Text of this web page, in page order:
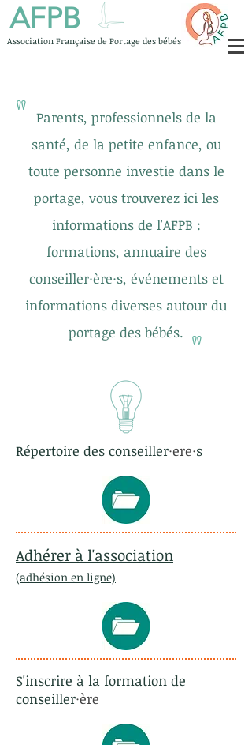
AFPB
Association Française de Portage des bébés
"
" Parents, professionnels de la
santé, de la petite enfance, ou
toute personne investie dans le
portage, vous trouverez ici les
informations de l'AFPB :
formations, annuaire des
conseiller·ère·s, événements et
informations diverses autour du
portage des bébés.
Répertoire des conseiller·ere·s
Adhérer à l'association
(adhésion en ligne)
S'inscrire à la formation de
conseiller·ère